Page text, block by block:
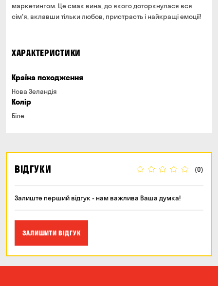
маркетингом. Це смак вина, до якого доторкнулася вся
сім'я, вклавши тільки любов, пристрасть і найкращі емоції!
ХАРАКТЕРИСТИКИ
Країна походження
Нова Зеландія
Колір
Біле
ВІДГУКИ (0)
Залиште перший відгук - нам важлива Ваша думка!
ЗАЛИШИТИ ВІДГУК